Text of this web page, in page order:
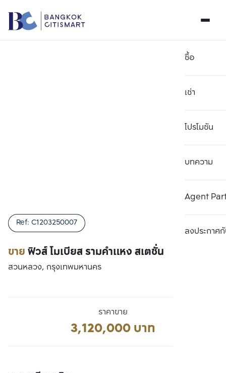
ซื้อ
เช่า
โปรโมชัน
บทความ
Agent
ลงประกาศกั
ขายฟิวส์ โมเบียส รามคำแหง สเตชั่น
Ref: C1203250007
สวนหลวง, กรุงเทพมหานคร
ราคาขาย
3,120,000 บาท
เปรียบเทียบ